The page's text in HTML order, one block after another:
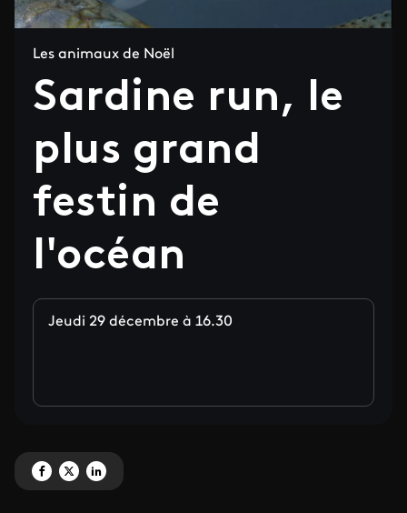
Les animaux de Noël
Sardine run, le
plus grand
festin de
l'océan
Jeudi 29 décembre à 16.30
Partagez 'Sardine run, le plus grand festin de l'océan' sur Facebook
Partagez 'Sardine run, le plus grand festin de l'océan' sur X
Partagez 'Sardine run, le plus grand festin de l'océan' sur